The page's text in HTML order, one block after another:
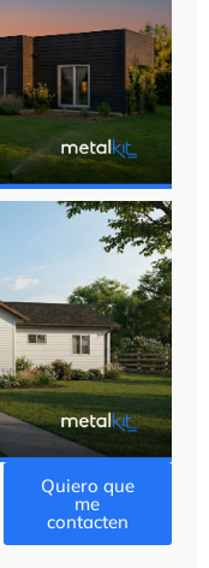
Quiero que
me
contacten